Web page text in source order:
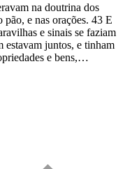
na doutrina dos
e nas orações. 43 E
e sinais se faziam
estavam juntos, e tinham
e bens,…